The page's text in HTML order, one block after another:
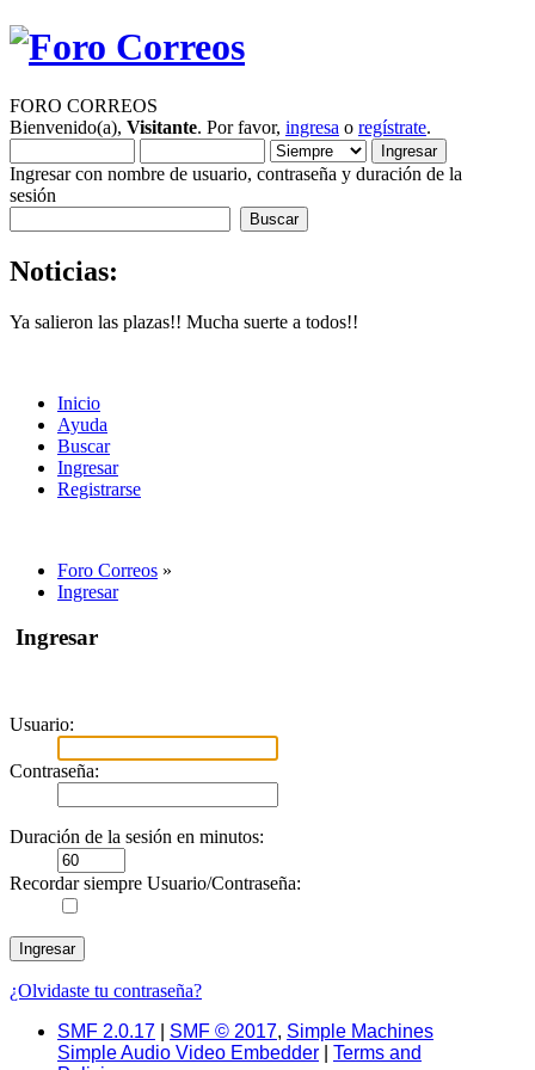
FORO CORREOS
Bienvenido(a), Visitante. Por favor, ingresa o regístrate.
Ingresar con nombre de usuario, contraseña y duración de la
sesión
Noticias:
Ya salieron las plazas!! Mucha suerte a todos!!
Inicio
Ayuda
Buscar
Ingresar
Registrarse
Foro Correos »
Ingresar
Ingresar
Usuario:
Contraseña:
Duración de la sesión en minutos:
Recordar siempre Usuario/Contraseña:
¿Olvidaste tu contraseña?
SMF 2.0.17
SMF © 2017, Simple Machines
Simple Audio Video Embedder
Terms and